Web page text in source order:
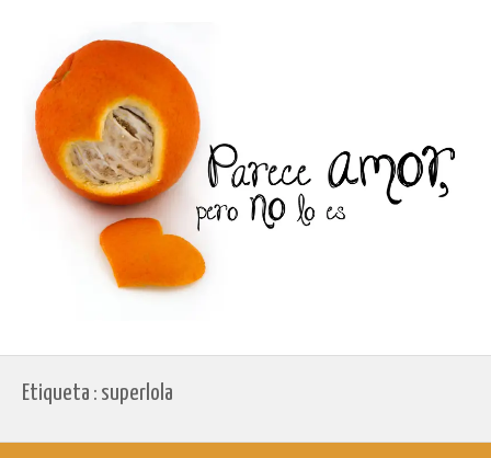
Etiqueta : superlola